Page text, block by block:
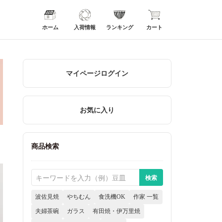
ホーム 入荷情報 ランキング カート
マイページログイン
お気に入り
商品検索
波佐見焼 やちむん 食洗機OK 作家 一覧
夫婦茶碗 ガラス 有田焼・伊万里焼